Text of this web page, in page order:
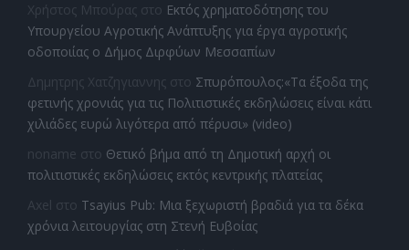
Χρήστος Μπούρας στο Εκτός χρηματοδότησης του
Υπουργείου Αγροτικής Ανάπτυξης για έργα αγροτικής
οδοποιίας ο Δήμος Διρφύων Μεσσαπίων
Δημητρης Χατζηγιαννης στο Σπυρόπουλος:«Τα έξοδα της
φετινής χρονιάς για τις Πολιτιστικές εκδηλώσεις είναι κάτι
χιλιάδες ευρώ λιγότερα από πέρυσι» (video)
noname στο Θετικό βήμα από τη Δημοτική αρχή οι
πολιτιστικές εκδηλώσεις εκτός κεντρικής πλατείας
Axel στο Tsayius Pub: Μια ξεχωριστή βραδιά για τα δέκα
χρόνια λειτουργίας στη Στενή Ευβοίας